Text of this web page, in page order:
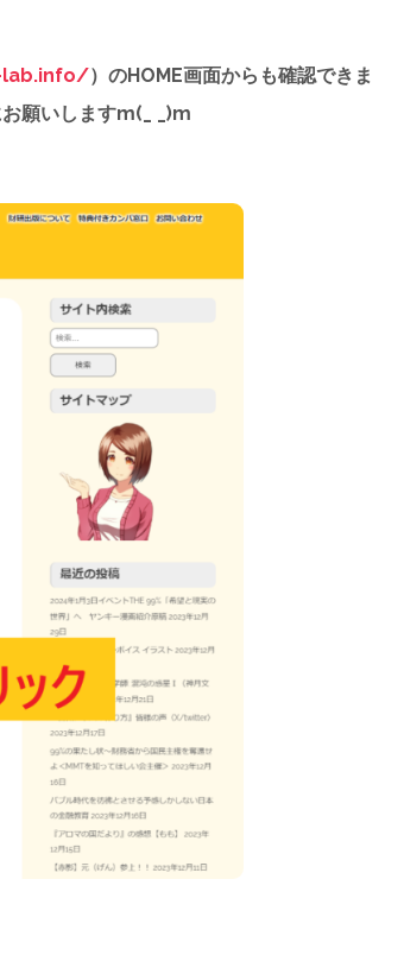
）のHOME画面からも確認できま
願いしますm(_ _)m